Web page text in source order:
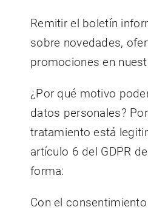
Remitir el boletín
sobre novedades,
promociones en
¿Por qué motivo
datos personales?
tratamiento está
artículo 6 del GDPR
forma:
Con el consentimiento